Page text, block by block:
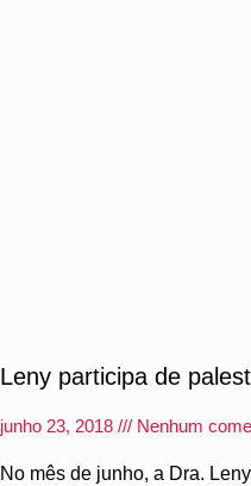
Leny participa de
junho 23, 2018 Nenhum
No mês de junho, a Dra.